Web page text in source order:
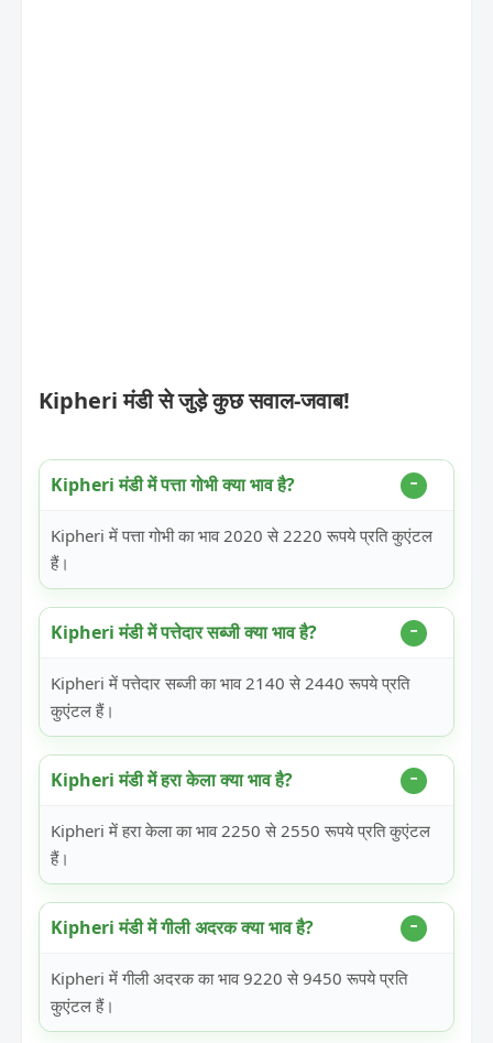
Kipheri मंडी से जुड़े कुछ सवाल-जवाब!
Kipheri मंडी में पत्ता गोभी क्या भाव है?
Kipheri में पत्ता गोभी का भाव 2020 से 2220 रूपये प्रति कुएंटल
हैं।
Kipheri मंडी में पत्तेदार सब्जी क्या भाव है?
Kipheri में पत्तेदार सब्जी का भाव 2140 से 2440 रूपये प्रति
कुएंटल हैं।
Kipheri मंडी में हरा केला क्या भाव है?
Kipheri में हरा केला का भाव 2250 से 2550 रूपये प्रति कुएंटल
हैं।
Kipheri मंडी में गीली अदरक क्या भाव है?
Kipheri में गीली अदरक का भाव 9220 से 9450 रूपये प्रति
कुएंटल हैं।